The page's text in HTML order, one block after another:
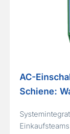
AC-
Schiene: